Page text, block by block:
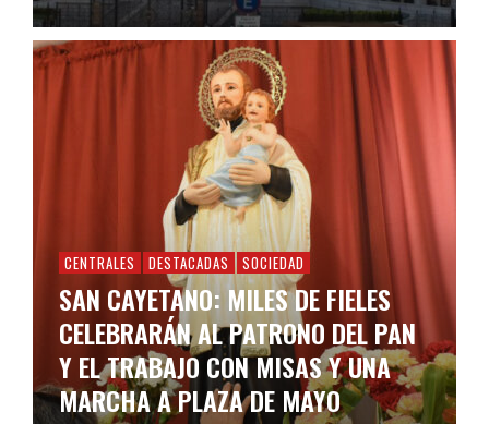
CENTRALES DESTACADAS SOCIEDAD
SAN CAYETANO: MILES DE FIELES
CELEBRARÁN AL PATRONO DEL PAN
Y EL TRABAJO CON MISAS Y UNA
MARCHA A PLAZA DE MAYO